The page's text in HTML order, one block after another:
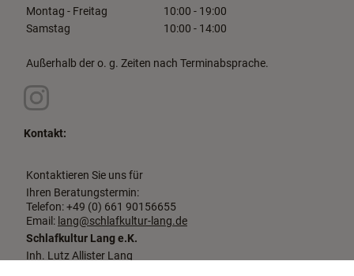
Montag - Freitag
10:00 - 19:00
Samstag
10:00 - 14:00
Außerhalb der o. g. Zeiten nach Terminabsprache.
Kontakt:
Kontaktieren Sie uns für
Ihren Beratungstermin:
Telefon: +49 (0) 661 90156655
Email: lang@schlafkultur-lang.de
Schlafkultur Lang e.K.
Inh. Lutz Allister Lang